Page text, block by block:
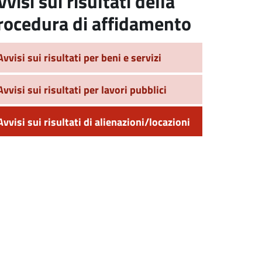
di affidamento
sui risultati per beni e servizi
sui risultati per lavori pubblici
sui risultati di alienazioni/locazioni